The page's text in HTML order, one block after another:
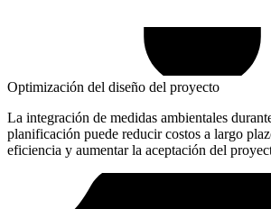
Optimización del diseño del proyecto
La integración de medidas ambientales
planificación puede reducir costos a largo
eficiencia y aumentar la aceptación del